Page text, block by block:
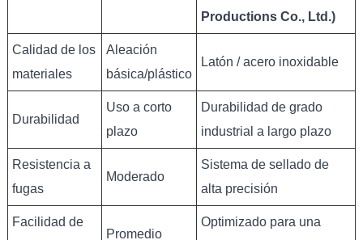
Productions Co., Ltd.)
Calidad de los
materiales
Aleación
básica/plástico
Latón / acero inoxidable
Durabilidad
Uso a corto
plazo
Durabilidad de grado
industrial a largo plazo
Resistencia a
fugas
Moderado
Sistema de sellado de
alta precisión
Facilidad de
Promedio
Optimizado para una